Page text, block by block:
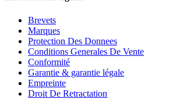
Brevets
Marques
Protection Des Donnees
Conditions Generales De Vente
Conformité
Garantie & garantie légale
Empreinte
Droit De Retractation